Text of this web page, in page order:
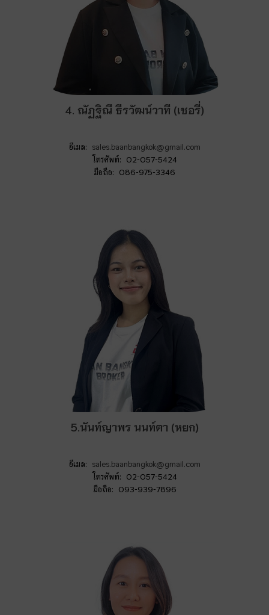
4. ณัฏฐิณี ธีรวัฒน์วาที (เชอรี่)
อีเมล: sales.baanbangkok@gmail.com
โทรศัพท์: 02-057-5424
มือถือ: 086-975-3346
5.นันท์ญาพร นนท์ตา (หยก)
อีเมล: sales.baanbangkok@gmail.com
โทรศัพท์: 02-057-5424
มือถือ: 093-939-7896